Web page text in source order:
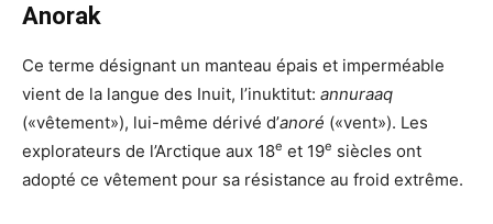
Anorak
Ce terme désignant un manteau épais et imperméable
vient de la langue des Inuit, l’inuktitut: annuraaq
(«vêtement»), lui-même dérivé d’anoré («vent»). Les
explorateurs de l’Arctique aux 18e et 19e siècles ont
adopté ce vêtement pour sa résistance au froid extrême.